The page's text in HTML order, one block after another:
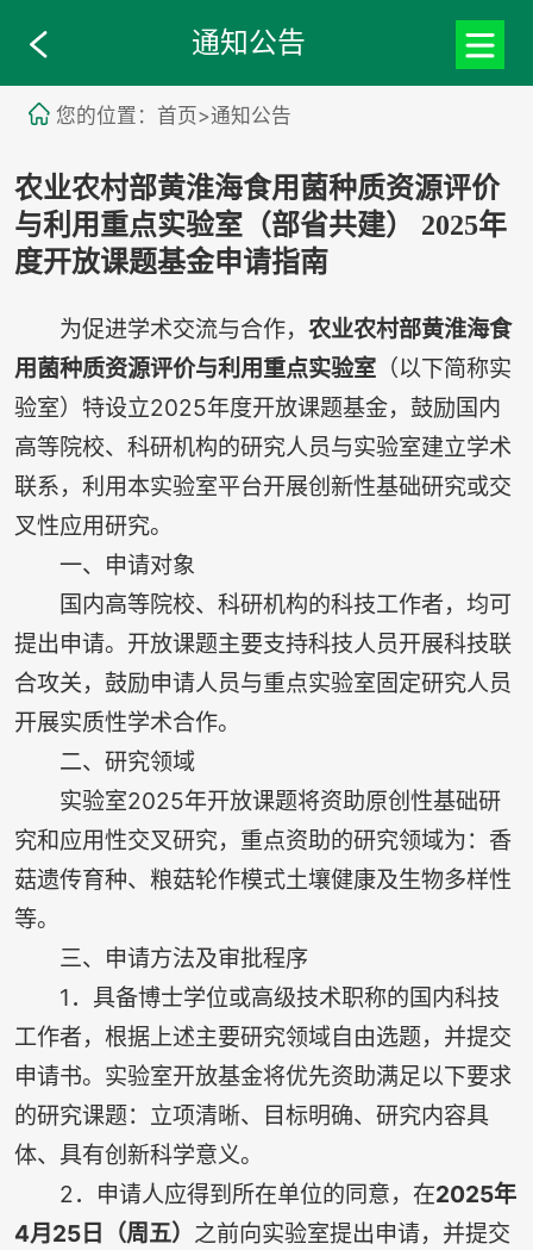
通知公告
您的位置：首页>通知公告
农业农村部黄淮海食用菌种质资源评价
与利用重点实验室（部省共建） 2025年
度开放课题基金申请指南
为促进学术交流与合作，农业农村部黄淮海食
用菌种质资源评价与利用重点实验室（以下简称实
验室）特设立2025年度开放课题基金，鼓励国内
高等院校、科研机构的研究人员与实验室建立学术
联系，利用本实验室平台开展创新性基础研究或交
叉性应用研究。
一、申请对象
国内高等院校、科研机构的科技工作者，均可
提出申请。开放课题主要支持科技人员开展科技联
合攻关，鼓励申请人员与重点实验室固定研究人员
开展实质性学术合作。
二、研究领域
实验室2025年开放课题将资助原创性基础研
究和应用性交叉研究，重点资助的研究领域为：香
菇遗传育种、粮菇轮作模式土壤健康及生物多样性
等。
三、申请方法及审批程序
1．具备博士学位或高级技术职称的国内科技
工作者，根据上述主要研究领域自由选题，并提交
申请书。实验室开放基金将优先资助满足以下要求
的研究课题：立项清晰、目标明确、研究内容具
体、具有创新科学意义。
2．申请人应得到所在单位的同意，在2025年
4月25日（周五） 之前向实验室提出申请，并提交